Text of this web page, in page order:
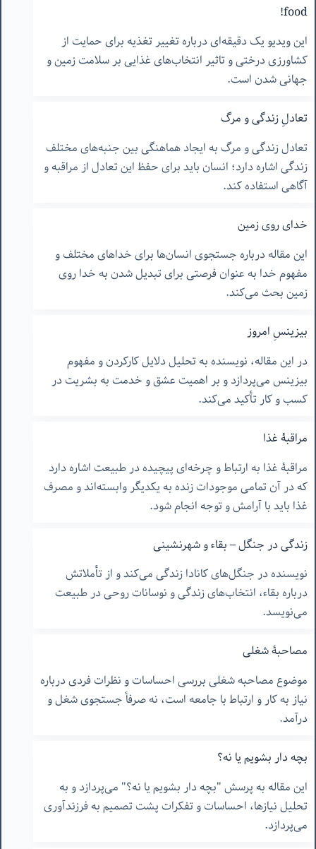
food!
این ویدیو یک دقیقه‌ای درباره تغییر تغذیه برای حمایت از
کشاورزی درختی و تاثیر انتخاب‌های غذایی بر سلامت زمین و
جهانی شدن است.
تعادلِ زندگی و مرگ
تعادل زندگی و مرگ به ایجاد هماهنگی بین جنبه‌های مختلف
زندگی اشاره دارد؛ انسان باید برای حفظ این تعادل از مراقبه و
آگاهی استفاده کند.
خدای روی زمین
این مقاله درباره جستجوی انسان‌ها برای خداهای مختلف و
مفهوم خدا به عنوان فرصتی برای تبدیل شدن به خدا روی
زمین بحث می‌کند.
بیزینسِ امروز
در این مقاله، نویسنده به تحلیل دلایل کارکردن و مفهوم
بیزینس می‌پردازد و بر اهمیت عشق و خدمت به بشریت در
کسب و کار تأکید می‌کند.
مراقبۀ غذا
مراقبۀ غذا به ارتباط و چرخه‌ای پیچیده در طبیعت اشاره دارد
که در آن تمامی موجودات زنده به یکدیگر وابسته‌اند و مصرف
غذا باید با آرامش و توجه انجام شود.
زندگی در جنگل – بقاء و شهرنشینی
نویسنده در جنگل‌های کانادا زندگی می‌کند و از تأملاتش
درباره بقاء، انتخاب‌های زندگی و نوسانات روحی در طبیعت
می‌نویسد.
مصاحبۀ شغلی
موضوع مصاحبه شغلی بررسی احساسات و نظرات فردی درباره
نیاز به کار و ارتباط با جامعه است، نه صرفاً جستجوی شغل و
درآمد.
بچه دار بشویم یا نه؟
این مقاله به پرسش "بچه دار بشویم یا نه؟" می‌پردازد و به
تحلیل نیازها، احساسات و تفکرات پشت تصمیم به فرزندآوری
می‌پردازد.